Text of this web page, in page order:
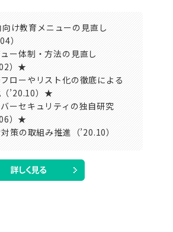
向け教育メニューの見直し
）
ュー体制・方法の見直し
）★
フローやリスト化の徹底による
’20.10）★
バーセキュリティの独自研究
）★
対策の取組み推進（’20.10）